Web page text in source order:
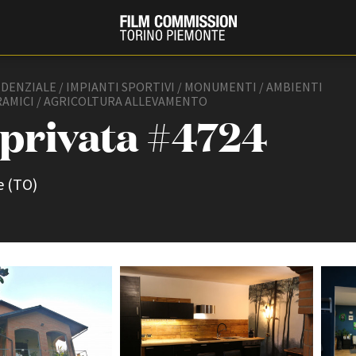
Società di produzione
Strutture di servizio
Professionisti
Attrici-Attori
Beginners
Festival
/ IMPIANTI SPORTIVI / MONUMENTI / AMBIENTI
/ AGRICOLTURA ALLEVAMENTO
#4724
(TO)